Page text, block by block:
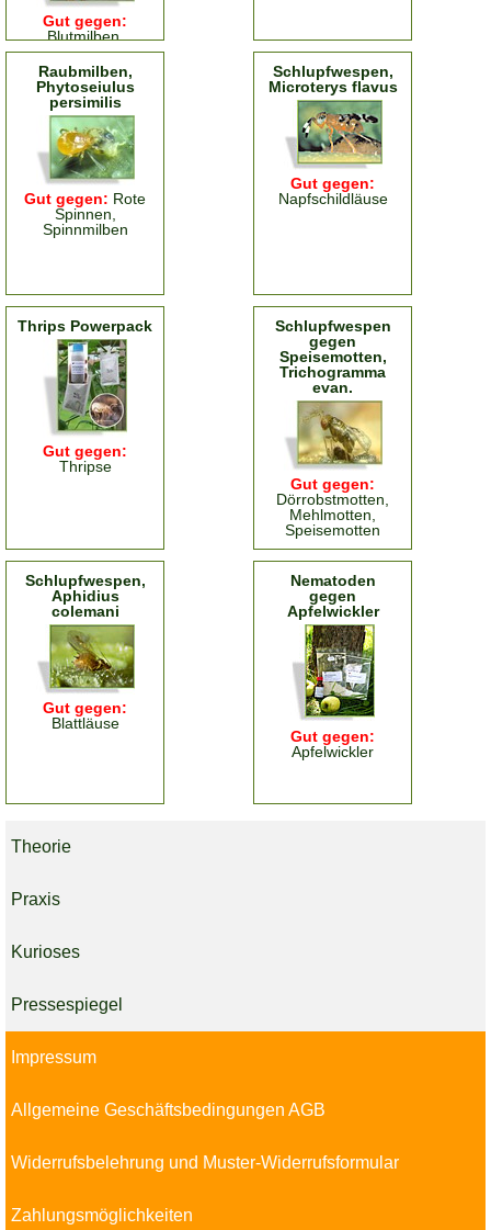
Gut gegen:
Blutmilben,
Schlangenmilben
Raubmilben,
Phytoseiulus
persimilis
Gut gegen: Rote
Spinnen,
Spinnmilben
Thrips Powerpack
Gut gegen:
Thripse
Schlupfwespen,
Aphidius
colemani
Gut gegen:
Blattläuse
Schlupfwespen,
Microterys flavus
Gut gegen:
Napfschildläuse
Schlupfwespen
gegen
Speisemotten,
Trichogramma
evan.
Gut gegen:
Dörrobstmotten,
Mehlmotten,
Speisemotten
Nematoden
gegen
Apfelwickler
Gut gegen:
Apfelwickler
Theorie
Praxis
Kurioses
Pressespiegel
Impressum
Allgemeine Geschäftsbedingungen AGB
Widerrufsbelehrung und Muster-Widerrufsformular
Zahlungsmöglichkeiten